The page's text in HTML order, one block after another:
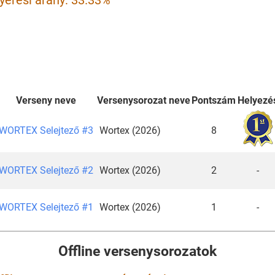
Verseny neve Versenysorozat neve Pontszám
Selejtező #3 Wortex (2026) 8
Selejtező #2 Wortex (2026) 2 -
Selejtező #1 Wortex (2026) 1 -
Offline versenysorozatok